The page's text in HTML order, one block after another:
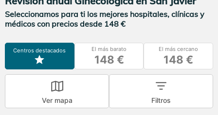
Seleccionamos para ti los mejores hospitales, clínicas y
médicos con precios desde 148 €
Centros destacados El más barato
148 €
El más cercano
148 €
Ver mapa Filtros